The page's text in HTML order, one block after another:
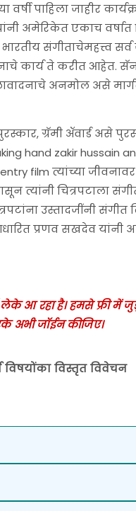
पाहिला जाहीर
अमेरिकेत एकाच
संगीताचेमहत्त्व
कार्य ते करीत आहेत.
अनमोल असे
ग्रॅमी ॲवार्ड असे
hand zakir hussain
film त्यांच्या
त्यांनी चित्रपटाला
उस्तादजींनी
प्रणव सखदेव
आ रहा है। हमसे फ्री में
अभी जॉईन कीजिए।
विस्तृत विवेचन